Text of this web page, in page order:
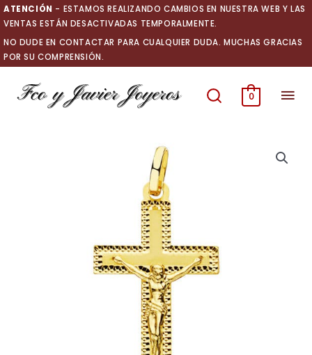
Ir
al
contenido
ATENCIÓN - ESTAMOS REALIZANDO CAMBIOS EN NUESTRA WEB Y LAS
VENTAS ESTÁN DESACTIVADAS TEMPORALMENTE.
NO DUDE EN CONTACTAR PARA CUALQUIER DUDA. MUCHAS GRACIAS
POR SU COMPRENSIÓN.
0